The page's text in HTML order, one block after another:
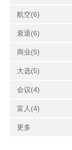
航空(6)
衰退(6)
商业(5)
大选(5)
会议(4)
富人(4)
更多